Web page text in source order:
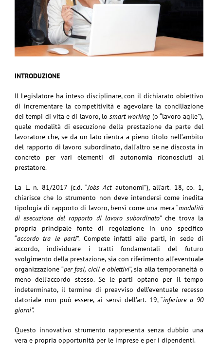
INTRODUZIONE
Il Legislatore ha inteso disciplinare, con il dichiarato obiettivo
di incrementare la competitività e agevolare la conciliazione
dei tempi di vita e di lavoro, lo smart working (o “lavoro agile”),
quale modalità di esecuzione della prestazione da parte del
lavoratore che, se da un lato rientra a pieno titolo nell’ambito
del rapporto di lavoro subordinato, dall’altro se ne discosta in
concreto per vari elementi di autonomia riconosciuti al
prestatore.
La L. n. 81/2017 (c.d. “Jobs Actautonomi”), all’art. 18, co. 1,
chiarisce che lo strumento non deve intendersi come inedita
tipologia di rapporto di lavoro, bensì come una mera “modalità
di esecuzione del rapporto di lavoro subordinato” che trova la
propria principale fonte di regolazione in uno specifico
“accordo tra le parti”. Compete infatti alle parti, in sede di
accordo, individuare i tratti fondamentali del futuro
svolgimento della prestazione, sia con riferimento all’eventuale
organizzazione “per fasi, cicli e obiettivi”, sia alla temporaneità o
meno dell’accordo stesso. Se le parti optano per il tempo
indeterminato, il termine di preavviso dell’eventuale recesso
datoriale non può essere, ai sensi dell’art. 19, “inferiore a 90
giorni”.
Questo innovativo strumento rappresenta senza dubbio una
vera e propria opportunità per le imprese e per i dipendenti.